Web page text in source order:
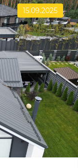
15.09.2025